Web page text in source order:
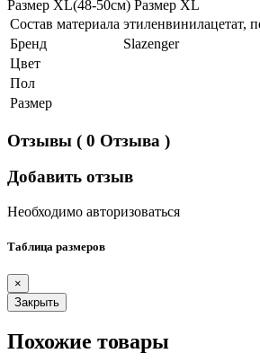
Размер XL(48-50см) Размер XL
Состав материала этиленвинилацетат,
Бренд
Slazenger
Цвет
Пол
Размер
Отзывы ( 0 Отзыва )
Добавить отзыв
Необходимо авторизоваться
Таблица размеров
×
Закрыть
Похожие товары